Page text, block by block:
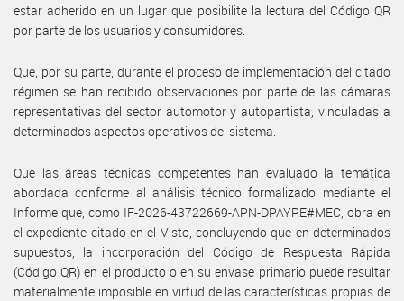
estar adherido en un lugar que posibilite la lectura del Código QR
por parte de los usuarios y consumidores.
Que, por su parte, durante el proceso de implementación del citado
régimen se han recibido observaciones por parte de las cámaras
representativas del sector automotor y autopartista, vinculadas a
determinados aspectos operativos del sistema.
Que las áreas técnicas competentes han evaluado la temática
abordada conforme al análisis técnico formalizado mediante el
Informe que, como IF-2026-43722669-APN-DPAYRE#MEC, obra en
el expediente citado en el Visto, concluyendo que en determinados
supuestos, la incorporación del Código de Respuesta Rápida
(Código QR) en el producto o en su envase primario puede resultar
materialmente imposible en virtud de las características propias de